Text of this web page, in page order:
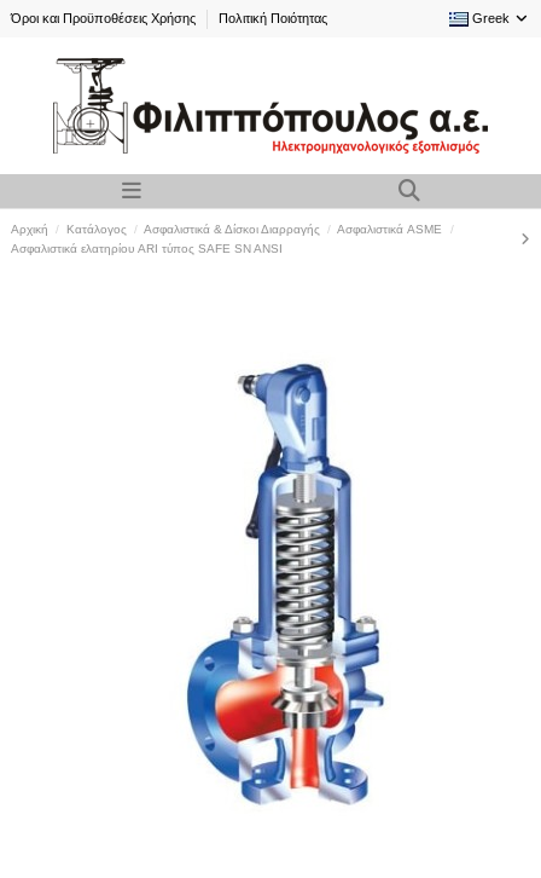
Όροι και Προϋποθέσεις Χρήσης Πολιτική Ποιότητας Greek
Αρχική Κατάλογος Ασφαλιστικά & Δίσκοι Διαρραγής
Ασφαλιστικά ASME
Ασφαλιστικά ελατηρίου ARI τύπος SAFE SN ANSI